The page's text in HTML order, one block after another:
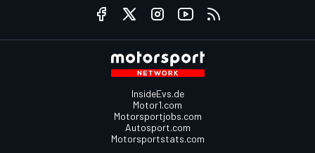
InsideEvs.de
Motor1.com
Motorsportjobs.com
Autosport.com
Motorsportstats.com